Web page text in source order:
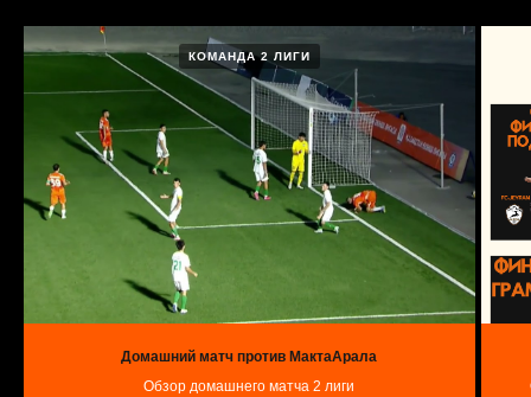
КОМАНДА 2 ЛИГИ
Домашний матч против МактаАрала
Обзор домашнего матча 2 лиги